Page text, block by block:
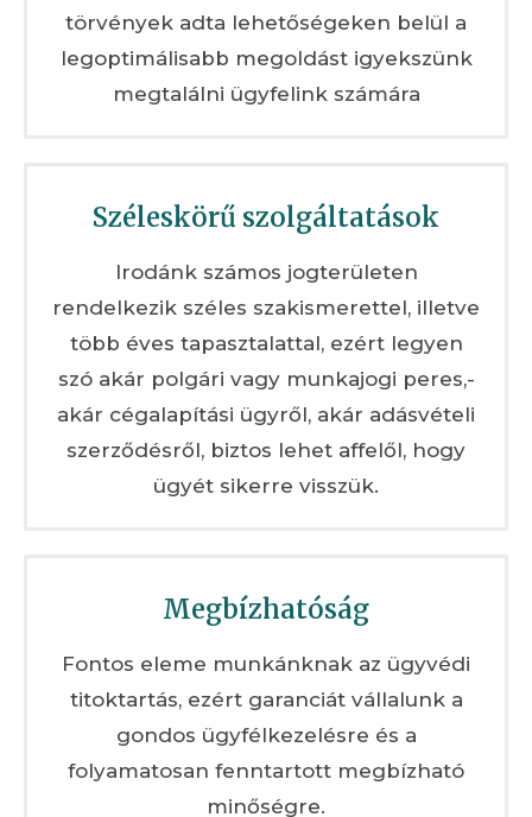
törvények adta lehetőségeken belül a
legoptimálisabb megoldást igyekszünk
megtalálni ügyfelink számára
Széleskörű szolgáltatások
Irodánk számos jogterületen
rendelkezik széles szakismerettel, illetve
több éves tapasztalattal, ezért legyen
szó akár polgári vagy munkajogi peres,-
akár cégalapítási ügyről, akár adásvételi
szerződésről, biztos lehet affelől, hogy
ügyét sikerre visszük.
Megbízhatóság
Fontos eleme munkánknak az ügyvédi
titoktartás, ezért garanciát vállalunk a
gondos ügyfélkezelésre és a
folyamatosan fenntartott megbízható
minőségre.